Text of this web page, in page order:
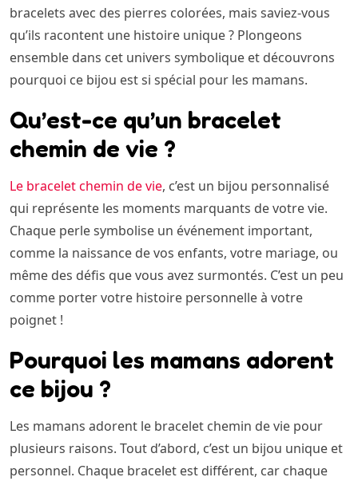
bracelets avec des pierres colorées, mais saviez-vous
qu’ils racontent une histoire unique ? Plongeons
ensemble dans cet univers symbolique et découvrons
pourquoi ce bijou est si spécial pour les mamans.
Qu’est-ce qu’un bracelet
chemin de vie ?
Le bracelet chemin de vie, c’est un bijou personnalisé
qui représente les moments marquants de votre vie.
Chaque perle symbolise un événement important,
comme la naissance de vos enfants, votre mariage, ou
même des défis que vous avez surmontés. C’est un peu
comme porter votre histoire personnelle à votre
poignet !
Pourquoi les mamans adorent
ce bijou ?
Les mamans adorent le bracelet chemin de vie pour
plusieurs raisons. Tout d’abord, c’est un bijou unique et
personnel. Chaque bracelet est différent, car chaque